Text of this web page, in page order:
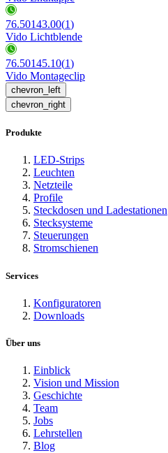
76.50143.00(1)
Vido Lichtblende
76.50145.10(1)
Vido Montageclip
chevron_left
chevron_right
Produkte
LED-Strips
Leuchten
Netzteile
Profile
Steckdosen und Ladestationen
Stecksysteme
Steuerungen
Stromschienen
Services
Konfiguratoren
Downloads
Über uns
Einblick
Vision und Mission
Geschichte
Team
Jobs
Lehrstellen
Blog